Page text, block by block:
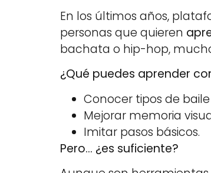
En los últimos años,
personas que quieren
bachata o hip-hop,
¿Qué puedes aprender
Conocer tipos de
Mejorar memoria
Imitar pasos básicos.
Pero… ¿es suficiente?